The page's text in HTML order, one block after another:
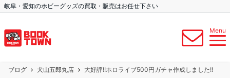
岐阜・愛知のホビーグッズの買取・販売はお任せ下さい
Menu
ブログ 犬山五郎丸店 大好評!!ホロライブ500円ガチャ作成しました!!